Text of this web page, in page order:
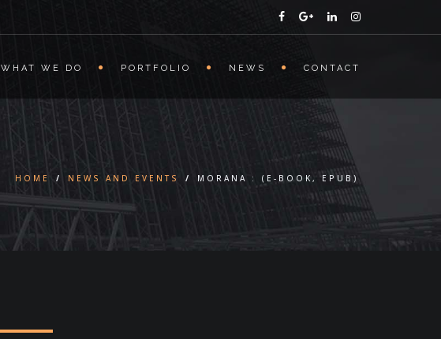
WHAT WE DO PORTFOLIO NEWS CONTACT
HOME / NEWS AND EVENTS / MORANA : (E-BOOK, EPUB)